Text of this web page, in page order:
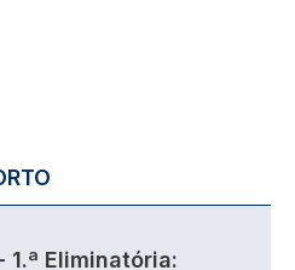
Eliminatória: